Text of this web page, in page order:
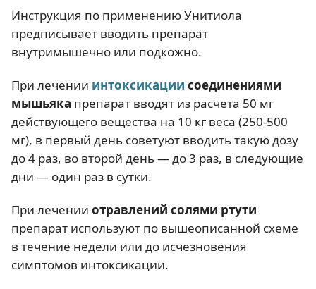
Инструкция по применению Унитиола
предписывает вводить препарат
внутримышечно или подкожно.
При лечении интоксикации соединениями
мышьяка препарат вводят из расчета 50 мг
действующего вещества на 10 кг веса (250-500
мг), в первый день советуют вводить такую дозу
до 4 раз, во второй день — до 3 раз, в следующие
дни — один раз в сутки.
При лечении отравлений солями ртути
препарат используют по вышеописанной схеме
в течение недели или до исчезновения
симптомов интоксикации.